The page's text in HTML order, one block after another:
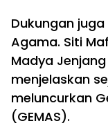
Dukungan
Agama. Siti
Madya
menjelaskan
meluncurkan
(GEMAS).